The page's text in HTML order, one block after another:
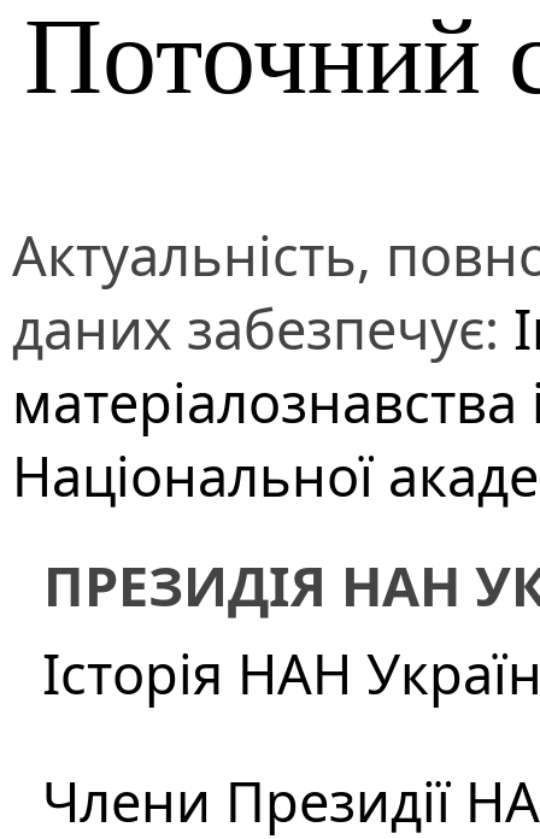
Поточний
Актуальність,
даних забезпечує:
Національної
ПРЕЗИДІЯ НАН
Історія НАН
Члени Президії